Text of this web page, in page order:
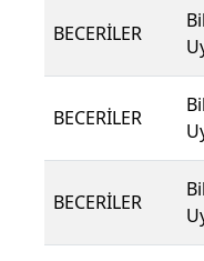
BECERİLER
BECERİLER
BECERİLER